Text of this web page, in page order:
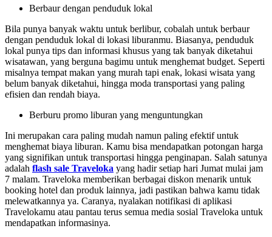
Berbaur dengan penduduk lokal
Bila punya banyak waktu untuk berlibur, cobalah untuk berbaur
dengan penduduk lokal di lokasi liburanmu. Biasanya, penduduk
lokal punya tips dan informasi khusus yang tak banyak diketahui
wisatawan, yang berguna bagimu untuk menghemat budget. Seperti
misalnya tempat makan yang murah tapi enak, lokasi wisata yang
belum banyak diketahui, hingga moda transportasi yang paling
efisien dan rendah biaya.
Berburu promo liburan yang menguntungkan
Ini merupakan cara paling mudah namun paling efektif untuk
menghemat biaya liburan. Kamu bisa mendapatkan potongan harga
yang signifikan untuk transportasi hingga penginapan. Salah satunya
adalah flash sale Traveloka yang hadir setiap hari Jumat mulai jam
7 malam. Traveloka memberikan berbagai diskon menarik untuk
booking hotel dan produk lainnya, jadi pastikan bahwa kamu tidak
melewatkannya ya. Caranya, nyalakan notifikasi di aplikasi
Travelokamu atau pantau terus semua media sosial Traveloka untuk
mendapatkan informasinya.